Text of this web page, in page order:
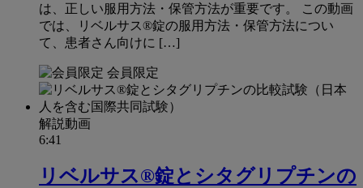
は、正しい服用方法・保管方法が重要です。 この動画
では、リベルサス®錠の服用方法・保管方法につい
て、患者さん向けに […]
会員限定
解説動画
6:41
リベルサス®錠とシタグリプチンの